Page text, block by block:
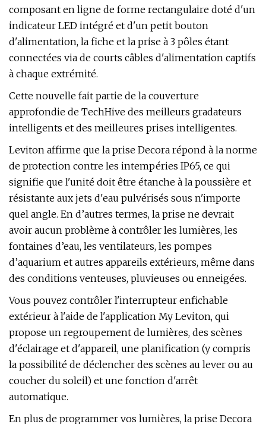
composant en ligne de forme rectangulaire doté d'un
indicateur LED intégré et d'un petit bouton
d'alimentation, la fiche et la prise à 3 pôles étant
connectées via de courts câbles d'alimentation captifs
à chaque extrémité.
Cette nouvelle fait partie de la couverture
approfondie de TechHive des meilleurs gradateurs
intelligents et des meilleures prises intelligentes.
Leviton affirme que la prise Decora répond à la norme
de protection contre les intempéries IP65, ce qui
signifie que l'unité doit être étanche à la poussière et
résistante aux jets d'eau pulvérisés sous n'importe
quel angle. En d’autres termes, la prise ne devrait
avoir aucun problème à contrôler les lumières, les
fontaines d’eau, les ventilateurs, les pompes
d’aquarium et autres appareils extérieurs, même dans
des conditions venteuses, pluvieuses ou enneigées.
Vous pouvez contrôler l'interrupteur enfichable
extérieur à l'aide de l'application My Leviton, qui
propose un regroupement de lumières, des scènes
d'éclairage et d'appareil, une planification (y compris
la possibilité de déclencher des scènes au lever ou au
coucher du soleil) et une fonction d'arrêt
automatique.
En plus de programmer vos lumières, la prise Decora